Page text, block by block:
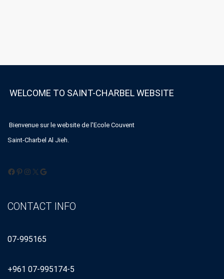
WELCOME TO SAINT-CHARBEL WEBSITE
Bienvenue sur le website de l'Ecole Couvent
Saint-Charbel Al Jieh.
Facebook Pinterest Instagram X Google
CONTACT INFO
07-995165
+961 07-995174-5